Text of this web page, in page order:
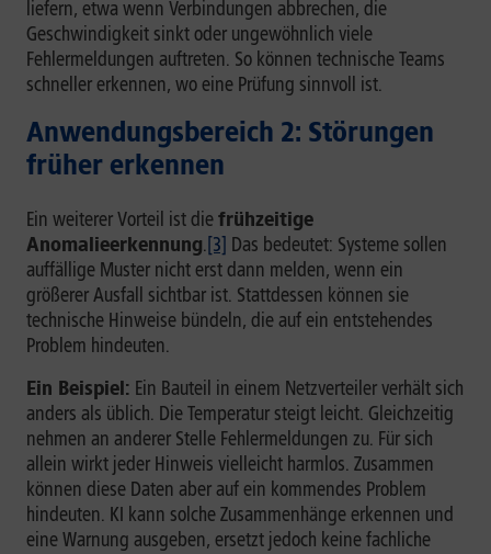
liefern, etwa wenn Verbindungen abbrechen, die
Geschwindigkeit sinkt oder ungewöhnlich viele
Fehlermeldungen auftreten. So können technische Teams
schneller erkennen, wo eine Prüfung sinnvoll ist.
Anwendungsbereich 2: Störungen
früher erkennen
Ein weiterer Vorteil ist diefrühzeitige
Anomalieerkennung.[3] Das bedeutet: Systeme sollen
auffällige Muster nicht erst dann melden, wenn ein
größerer Ausfall sichtbar ist. Stattdessen können sie
technische Hinweise bündeln, die auf ein entstehendes
Problem hindeuten.
Ein Beispiel: Ein Bauteil in einem Netzverteiler verhält sich
anders als üblich. Die Temperatur steigt leicht. Gleichzeitig
nehmen an anderer Stelle Fehlermeldungen zu. Für sich
allein wirkt jeder Hinweis vielleicht harmlos. Zusammen
können diese Daten aber auf ein kommendes Problem
hindeuten. KI kann solche Zusammenhänge erkennen und
eine Warnung ausgeben, ersetzt jedoch keine fachliche